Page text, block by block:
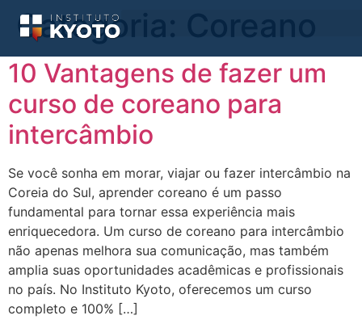
Categoria: Coreano
10 Vantagens de fazer um
curso de coreano para
intercâmbio
Se você sonha em morar, viajar ou fazer intercâmbio na
Coreia do Sul, aprender coreano é um passo
fundamental para tornar essa experiência mais
enriquecedora. Um curso de coreano para intercâmbio
não apenas melhora sua comunicação, mas também
amplia suas oportunidades acadêmicas e profissionais
no país. No Instituto Kyoto, oferecemos um curso
completo e 100% […]